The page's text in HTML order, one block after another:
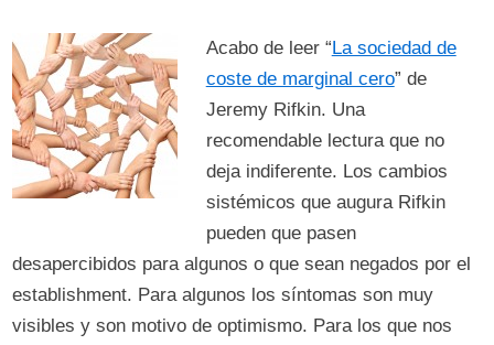
Acabo de leer “La sociedad de
coste de marginal cero” de
Jeremy Rifkin. Una
recomendable lectura que no
deja indiferente. Los cambios
sistémicos que augura Rifkin
pueden que pasen
desapercibidos para algunos o que sean negados por el
establishment. Para algunos los síntomas son muy
visibles y son motivo de optimismo. Para los que nos